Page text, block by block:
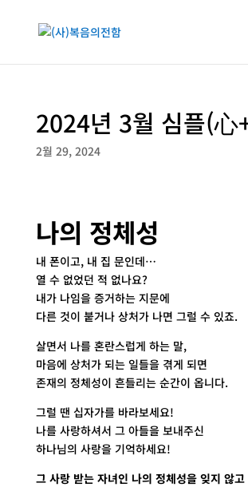
2024년 3월 심플(心
2월 29, 2024
나의 정체성
내 폰이고, 내 집 문인데…
열 수 없었던 적 없나요?
내가 나임을 증거하는 지문에
다른 것이 붙거나 상처가 나면 그럴 수 있죠.
살면서 나를 혼란스럽게 하는 말,
마음에 상처가 되는 일들을 겪게 되면
존재의 정체성이 흔들리는 순간이 옵니다.
그럴 땐 십자가를 바라보세요!
나를 사랑하셔서 그 아들을 보내주신
하나님의 사랑을 기억하세요!
그 사랑 받는 자녀인 나의 정체성을 잊지 않고